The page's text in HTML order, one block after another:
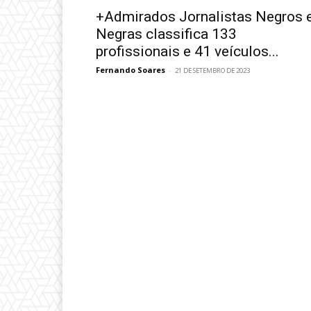
+Admirados Jornalistas Negros
Negras classifica 133
profissionais e 41 veículos...
Fernando Soares - 21 DE SETEMBRO DE 2023